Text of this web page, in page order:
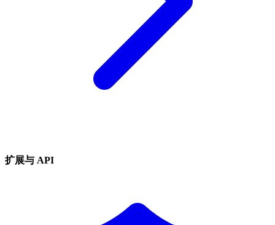
扩展与 API